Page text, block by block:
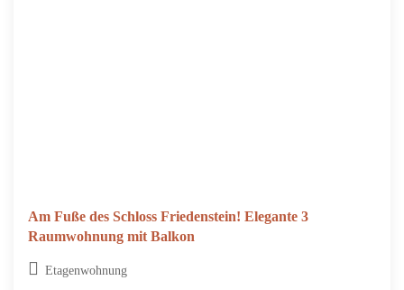
Am Fuße des Schloss Friedenstein! Elegante 3
Raumwohnung mit Balkon
Etagenwohnung